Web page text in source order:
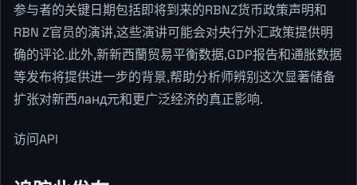
参与者的关键日期包括即将到来的RBNZ货币政策声明和
RBN Z官员的演讲,这些演讲可能会对央行外汇政策提供明
确的评论.此外,新新西蘭贸易平衡数据,GDP报告和通胀数据
等发布将提供进一步的背景,帮助分析师辨别这次显著储备
扩张对新西ланд元和更广泛经济的真正影响.
访问API